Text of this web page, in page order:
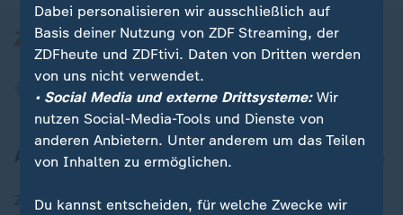
Aktuell bei ZDFheute
Zuletzt veröffentlicht
Dabei personalisieren wir ausschließlich auf
Basis deiner Nutzung von ZDF Streaming, der
ZDFheute und ZDFtivi. Daten von Dritten werden
von uns nicht verwendet.
• Social Media und externe Drittsysteme:Wir
nutzen Social-Media-Tools und Dienste von
anderen Anbietern. Unter anderem um das Teilen
von Inhalten zu ermöglichen.
Du kannst entscheiden, für welche Zwecke wir